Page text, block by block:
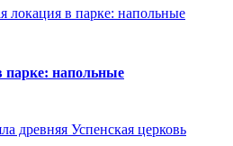
напольные